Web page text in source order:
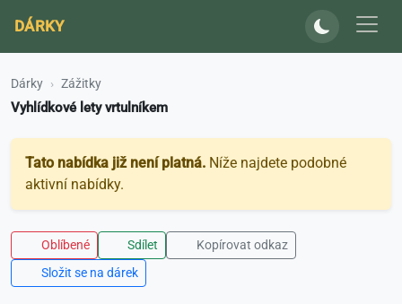
DÁRKY
Dárky Zážitky
Vyhlídkové lety vrtulníkem
Tato nabídka již není platná. Níže najdete podobné
aktivní nabídky.
Oblíbené Sdílet
Kopírovat odkaz
Složit se na dárek